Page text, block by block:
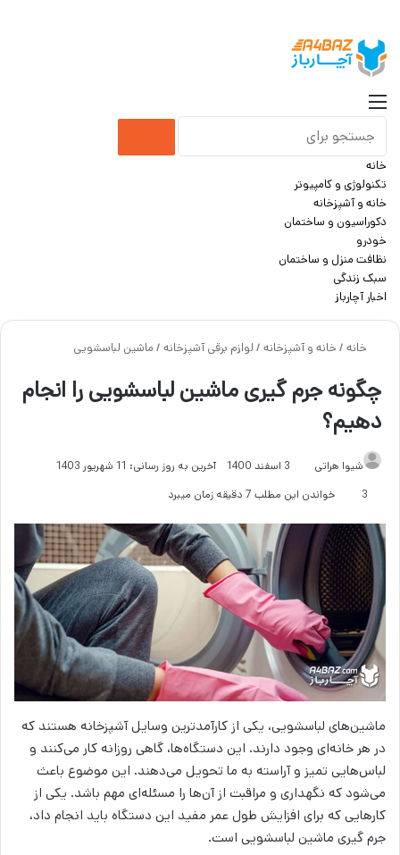
منو
جستجو
خانه
تکنولوژی و کامپیوتر
خانه و آشپزخانه
دکوراسیون و ساختمان
خودرو
نظافت منزل و ساختمان
سبک زندگی
اخبار آچارباز
خانه / خانه و آشپزخانه / لوازم برقی آشپزخانه / ماشین لباسشویی
چگونه جرم گیری ماشین لباسشویی را انجام
دهیم؟
شیوا هراتی 3 اسفند 1400
آخرین به روز رسانی: 11 شهریور 1403
3
خواندن این مطلب 7 دقیقه زمان میبرد
ماشین‌های لباسشویی، یکی از کارآمدترین وسایل آشپزخانه هستند که
در هر خانه‌ای وجود دارند. این دستگاه‌ها، گاهی روزانه کار می‌کنند و
لباس‌هایی تمیز و آراسته به ما تحویل می‌دهند. این موضوع باعث
می‌شود که نگهداری و مراقبت از آن‌ها را مسئله‌ای مهم باشد. یکی از
کارهایی که برای افزایش طول عمر مفید این دستگاه باید انجام داد،
جرم گیری ماشین لباسشویی است.